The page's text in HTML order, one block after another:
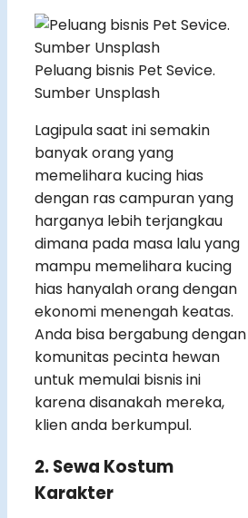
Peluang bisnis Pet Sevice.
Sumber Unsplash
Lagipula saat ini semakin
banyak orang yang
memelihara kucing hias
dengan ras campuran yang
harganya lebih terjangkau
dimana pada masa lalu yang
mampu memelihara kucing
hias hanyalah orang dengan
ekonomi menengah keatas.
Anda bisa bergabung dengan
komunitas pecinta hewan
untuk memulai bisnis ini
karena disanakah mereka,
klien anda berkumpul.
2. Sewa Kostum
Karakter